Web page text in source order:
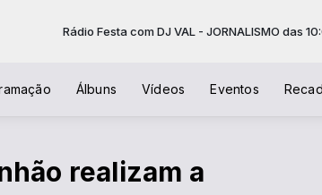
Festa com DJ VAL - JORNALISMO das 10:00 às 11:30
Álbuns Vídeos Eventos
realizam a